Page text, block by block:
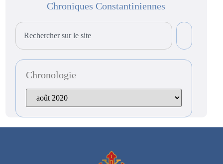
Chroniques Constantiniennes
Chronologie